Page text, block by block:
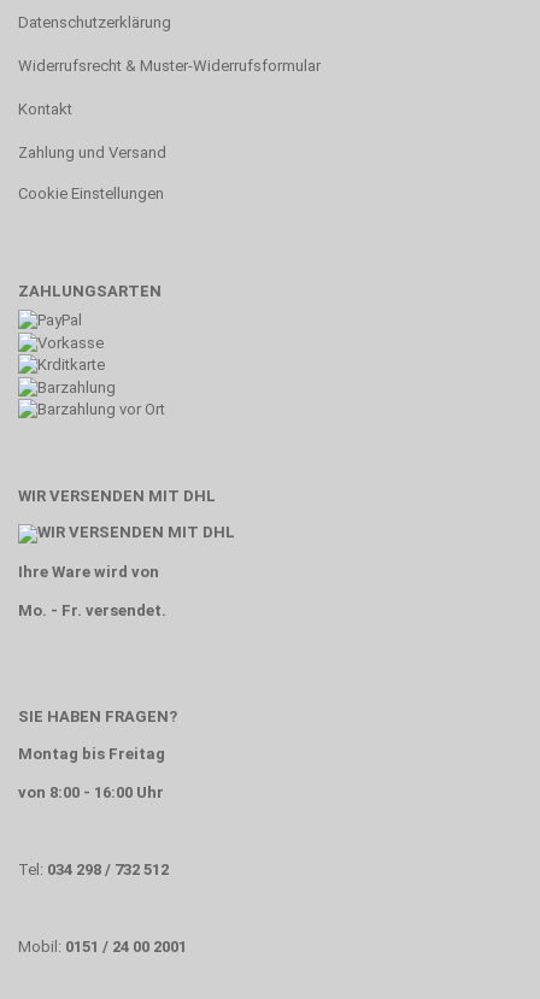
Datenschutzerklärung
Widerrufsrecht & Muster-Widerrufsformular
Kontakt
Zahlung und Versand
Cookie Einstellungen
ZAHLUNGSARTEN
WIR VERSENDEN MIT DHL
Ihre Ware wird von
Mo. - Fr. versendet.
SIE HABEN FRAGEN?
Montag bis Freitag
von 8:00 - 16:00 Uhr
Tel: 034 298 / 732 512
Mobil: 0151 / 24 00 2001